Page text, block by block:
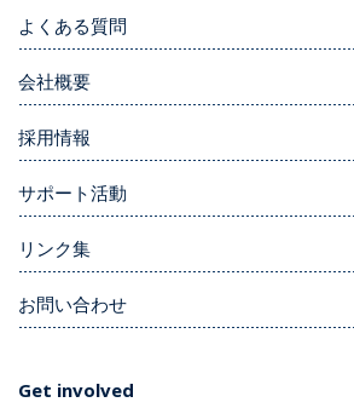
よくある質問
会社概要
採用情報
サポート活動
リンク集
お問い合わせ
Get involved